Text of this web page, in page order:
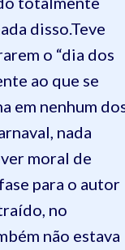
disso.Teve
o “dia dos
ao que se
em nenhum
nada
moral de
para o autor
no
não estava